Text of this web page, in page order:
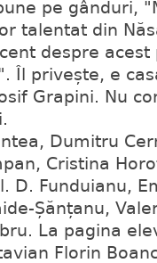
pe gânduri,
talentat din
despre acest
Îl privește, e
Grapini. Nu
Dumitru
Cristina
D. Funduianu,
Șănțanu,
La pagina
Florin